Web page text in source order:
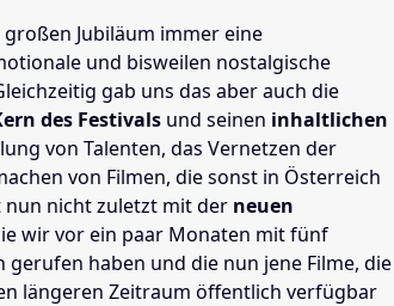
Jubiläum immer eine
und bisweilen nostalgische
gab uns das aber auch die
des Festivals und seinen inhaltlichen
von Talenten, das Vernetzen der
von Filmen, die sonst in Österreich
nun nicht zuletzt mit der neuen
wir vor ein paar Monaten mit fünf
gerufen haben und die nun jene Filme, die
längeren Zeitraum öffentlich verfügbar